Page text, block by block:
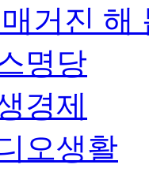
거진 해
명당
경제
오생활